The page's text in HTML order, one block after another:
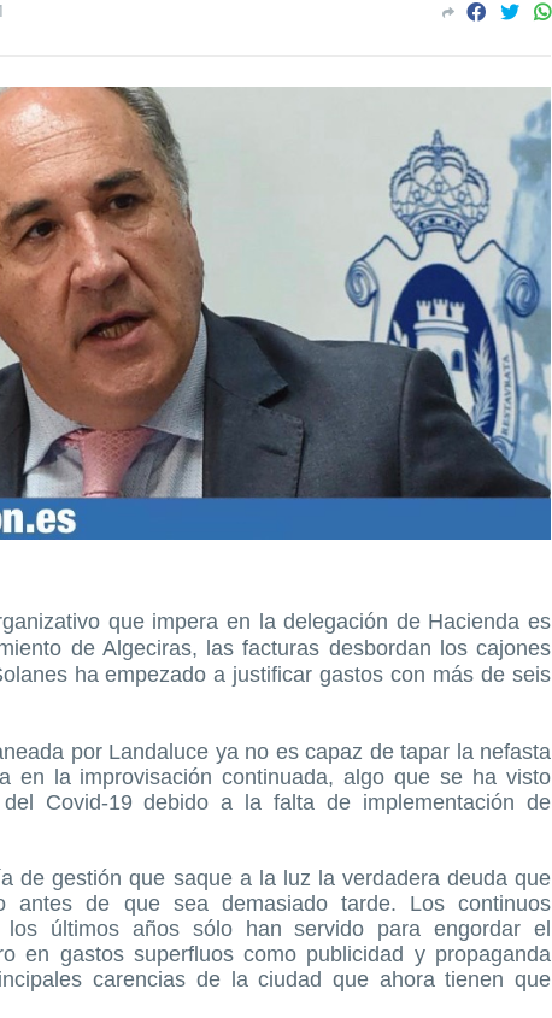
que impera en la delegación de Hacienda es
de Algeciras, las facturas desbordan los cajones
ha empezado a justificar gastos con más de seis
por Landaluce ya no es capaz de tapar la nefasta
en la improvisación continuada, algo que se ha visto
Covid-19 debido a la falta de implementación de
de gestión que saque a la luz la verdadera deuda que
antes de que sea demasiado tarde. Los continuos
últimos años sólo han servido para engordar el
en gastos superfluos como publicidad y propaganda
carencias de la ciudad que ahora tienen que